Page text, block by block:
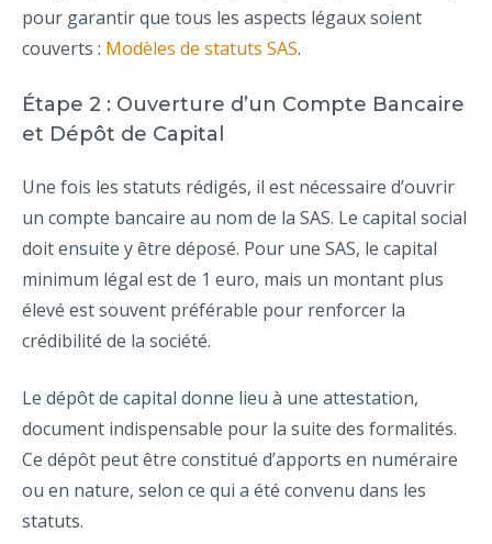
pour garantir que tous les aspects légaux soient
couverts : Modèles de statuts SAS.
Étape 2 : Ouverture d’un Compte Bancaire
et Dépôt de Capital
Une fois les statuts rédigés, il est nécessaire d’ouvrir
un compte bancaire au nom de la SAS. Le capital social
doit ensuite y être déposé. Pour une SAS, le capital
minimum légal est de 1 euro, mais un montant plus
élevé est souvent préférable pour renforcer la
crédibilité de la société.
Le dépôt de capital donne lieu à une attestation,
document indispensable pour la suite des formalités.
Ce dépôt peut être constitué d’apports en numéraire
ou en nature, selon ce qui a été convenu dans les
statuts.